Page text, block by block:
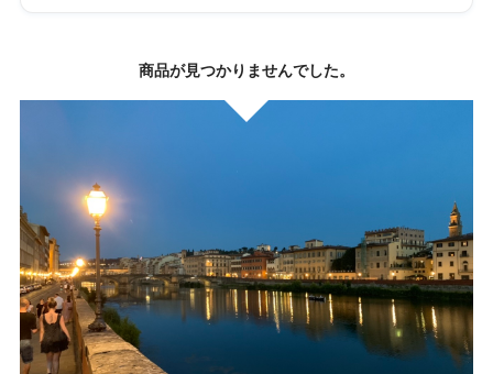
商品が見つかりませんでした。